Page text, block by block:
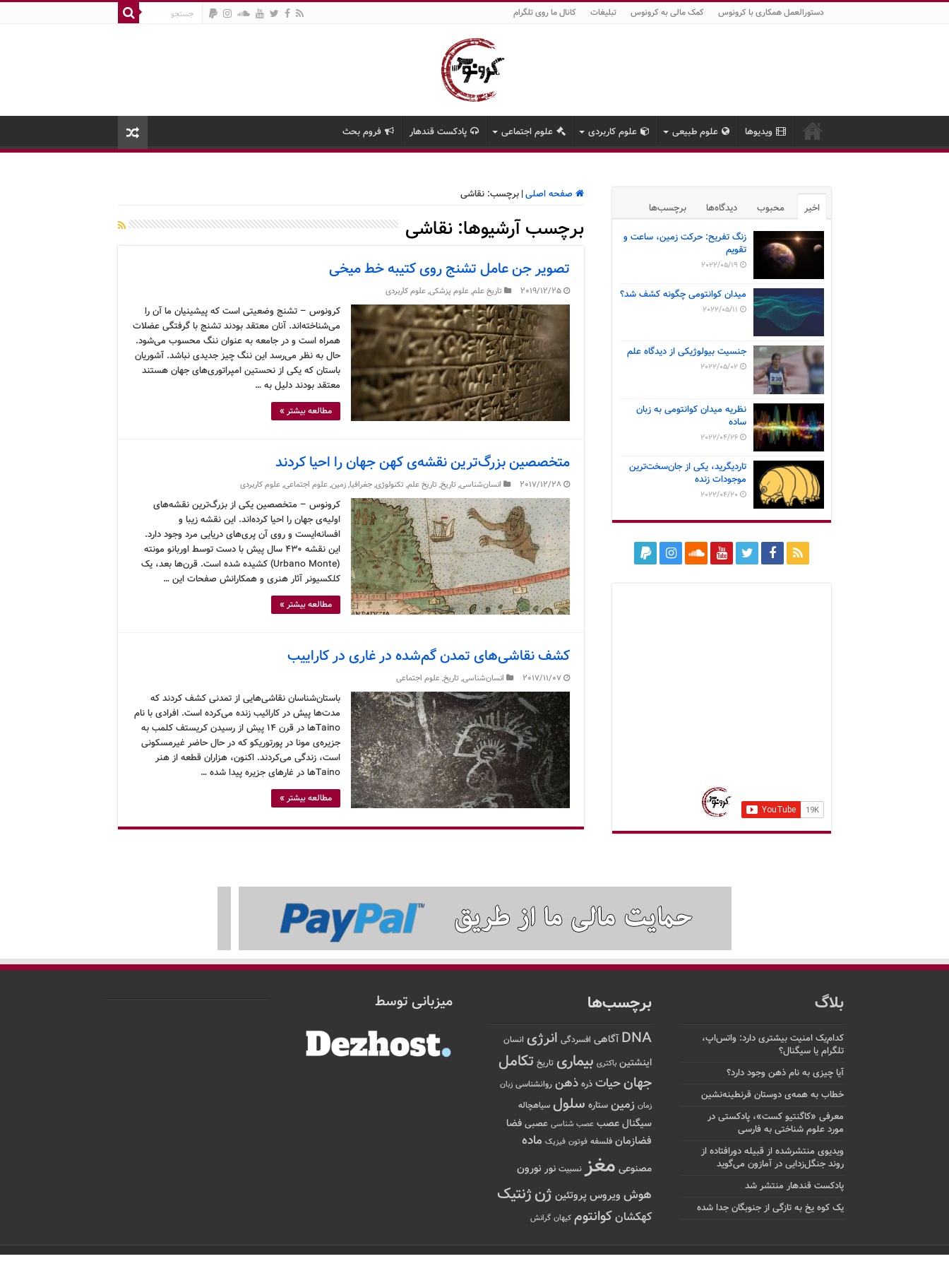
دستورالعمل همکاری با کرونوس کمک مالی به کرونوس تبلیغات کانال ما روی تلگرام
ویدیوها علوم طبیعی علوم کاربردی علوم اجتماعی پادکست قندهار فروم بحث
صفحه اصلی| برچسب: نقاشی
برچسب آرشیوها: نقاشی
تصویر جن عامل تشنج روی کتیبه خط میخی
2019/12/25 تاریخ علم,علوم پزشکی,علوم کاربردی
کرونوس – تشنج وضعیتی است که پیشینیان ما آن را
می‌شناخته‌اند. آنان معتقد بودند تشنج با گرفتگی عضلات
همراه است و در جامعه به عنوان ننگ محسوب می‌شود.
حال به نظر می‌رسد این ننگ چیز جدیدی نباشد. آشوریان
باستان که یکی از نحستین امپراتوری‌های جهان هستند
معتقد بودند دلیل به …
مطالعه بیشتر »
متخصصین بزرگ‌ترین نقشه‌ی کهن جهان را احیا کردند
2017/12/28 انسان‌شناسی, تاریخ, تاریخ علم, تکنولوژی,جغرافیا,زمین,علوم اجتماعی,علوم کاربردی
کرونوس – متخصصین یکی از بزرگ‌ترین نقشه‌های
اولیه‌ی جهان را احیا کرده‌اند. این نقشه زیبا و
افسانه‌ایست و روی آن پری‌های دریایی مرد وجود دارد.
این نقشه ۴۳۰ سال پیش با دست توسط اوربانو مونته
(Urbano Monte) کشیده شده است. قرن‌ها بعد، یک
کلکسیونر آثار هنری و همکارانش صفحات این …
مطالعه بیشتر »
کشف نقاشی‌های تمدن گم‌شده در غاری در کاراییب
2017/11/07 انسان‌شناسی, تاریخ,علوم اجتماعی
باستان‌شناسان نقاشی‌هایی از تمدنی کشف کردند که
مدت‌ها پیش در کارائیب زنده می‌کرده است. افرادی با نام
Tainoها در قرن ۱۴ پیش از رسیدن کریستف کلمب به
جزیره‌ی مونا در پورتوریکو که در حال حاضر غیرمسکونی
است، زندگی می‌کردند. اکنون، هزاران قطعه از هنر
Tainoها در غارهای جزیره پیدا شده …
مطالعه بیشتر »
اخیر محبوب دیدگاه‌ها برچسب‌ها
زنگ تفریح: حرکت زمین، ساعت و
تقویم
2022/05/19
میدان کوانتومی چگونه کشف شد؟
2022/05/11
جنسیت بیولوژیکی از دیدگاه علم
2022/05/02
نظریه میدان کوانتومی به زبان
ساده
2022/04/26
تاردیگرید، یکی از جان‌سخت‌ترین
موجودات زنده
2022/04/20
بلاگ
کدام‌یک امنیت بیشتری دارد: واتس‌اپ،
تلگرام یا سیگنال؟
آیا چیزی به نام ذهن وجود دارد؟
خطاب به همه‌ی دوستان قرنطینه‌نشین
معرفی «کاگنتیو کست»، پادکستی در
مورد علوم شناختی به فارسی
ویدیوی منتشرشده از قبیله دورافتاده‌ از
روند جنگل‌زدایی در آمازون می‌گوید
پادکست قندهار منتشر شد
یک کوه یخ به تازگی از جنوبگان جدا شده
برچسب‌ها
DNA آگاهی افسردگی انرژی انسان
اینشتین باکتری بیماری تاریخ تکامل
جهانحیات ذره ذهن روانشناسی زبان
زمان زمین ستاره سلول سیاهچاله
سیگنالعصب عصب شناسی عصبی فضا
فضازمان فلسفه فوتون فیزیک ماده
مصنوعی مغز نسبیت نور نورون
هوش ویروس پروتئین ژنژنتیک
کهکشانکوانتوم کیهان گرانش
میزبانی توسط